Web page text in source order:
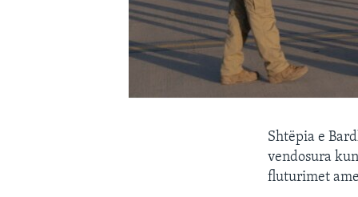
Shtëpia e
vendosura
fluturimet